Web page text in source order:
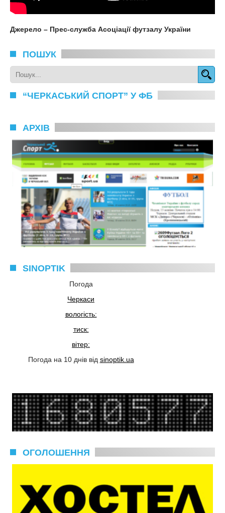
Джерело – Прес-служба Асоціації футзалу України
ПОШУК
“ЧЕРКАСЬКИЙ СПОРТ” У ФБ
АРХІВ
SINOPTIK
Погода
Черкаси
вологість:
тиск:
вітер:
Погода на 10 днів від sinoptik.ua
ОГОЛОШЕННЯ